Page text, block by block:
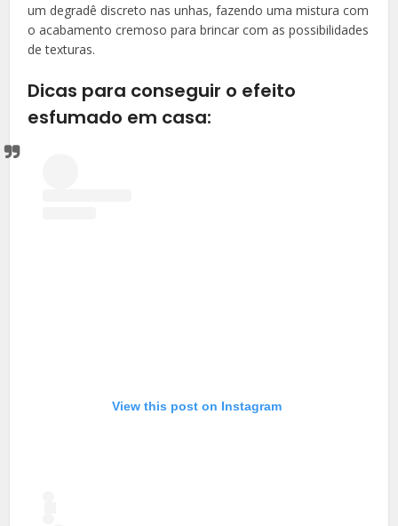
um degradê discreto nas unhas, fazendo uma mistura com
o acabamento cremoso para brincar com as possibilidades
de texturas.
Dicas para conseguir o efeito
esfumado em casa:
View this post on Instagram